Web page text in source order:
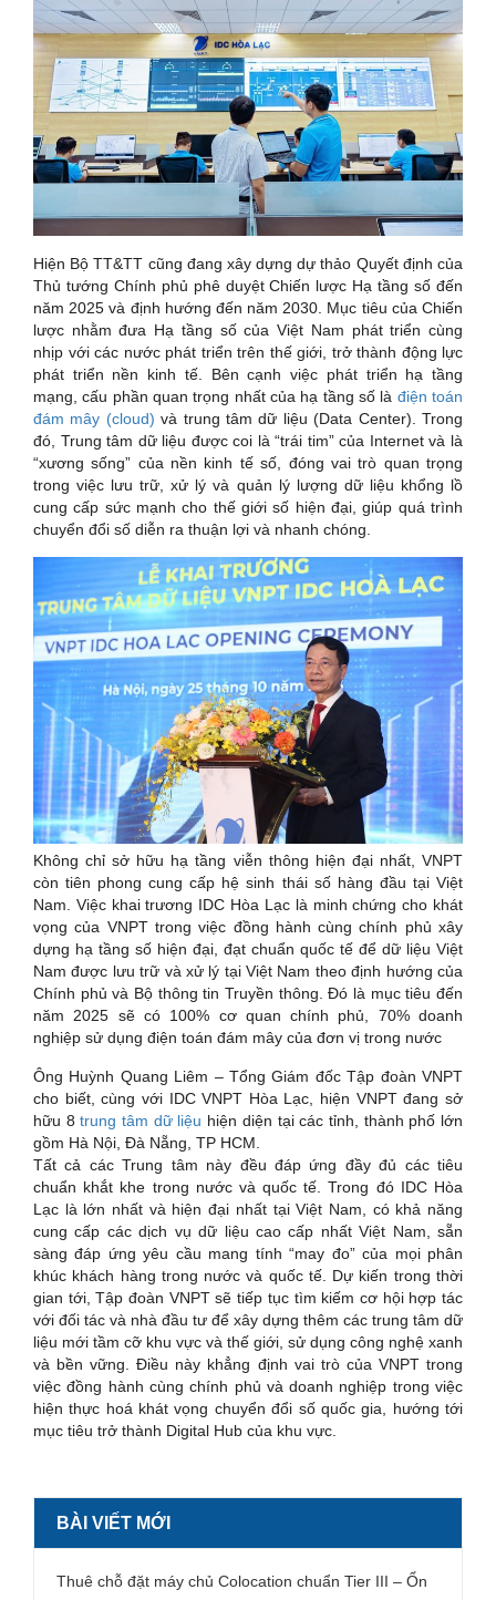
Hiện Bộ TT&TT cũng đang xây dựng dự thảo Quyết định của
Thủ tướng Chính phủ phê duyệt Chiến lược Hạ tầng số đến
năm 2025 và định hướng đến năm 2030. Mục tiêu của Chiến
lược nhằm đưa Hạ tầng số của Việt Nam phát triển cùng
nhịp với các nước phát triển trên thế giới, trở thành động lực
phát triển nền kinh tế. Bên cạnh việc phát triển hạ tầng
mạng, cấu phần quan trọng nhất của hạ tầng số là điện toán
đám mây (cloud) và trung tâm dữ liệu (Data Center). Trong
đó, Trung tâm dữ liệu được coi là “trái tim” của Internet và là
“xương sống” của nền kinh tế số, đóng vai trò quan trọng
trong việc lưu trữ, xử lý và quản lý lượng dữ liệu khổng lồ
cung cấp sức mạnh cho thế giới số hiện đại, giúp quá trình
chuyển đổi số diễn ra thuận lợi và nhanh chóng.
Không chỉ sở hữu hạ tầng viễn thông hiện đại nhất, VNPT
còn tiên phong cung cấp hệ sinh thái số hàng đầu tại Việt
Nam. Việc khai trương IDC Hòa Lạc là minh chứng cho khát
vọng của VNPT trong việc đồng hành cùng chính phủ xây
dựng hạ tầng số hiện đại, đạt chuẩn quốc tế để dữ liệu Việt
Nam được lưu trữ và xử lý tại Việt Nam theo định hướng của
Chính phủ và Bộ thông tin Truyền thông. Đó là mục tiêu đến
năm 2025 sẽ có 100% cơ quan chính phủ, 70% doanh
nghiệp sử dụng điện toán đám mây của đơn vị trong nước
Ông Huỳnh Quang Liêm – Tổng Giám đốc Tập đoàn VNPT
cho biết, cùng với IDC VNPT Hòa Lạc, hiện VNPT đang sở
hữu 8trung tâm dữ liệu hiện diện tại các tỉnh, thành phố lớn
gồm Hà Nội, Đà Nẵng, TP HCM.
Tất cả các Trung tâm này đều đáp ứng đầy đủ các tiêu
chuẩn khắt khe trong nước và quốc tế. Trong đó IDC Hòa
Lạc là lớn nhất và hiện đại nhất tại Việt Nam, có khả năng
cung cấp các dịch vụ dữ liệu cao cấp nhất Việt Nam, sẵn
sàng đáp ứng yêu cầu mang tính “may đo” của mọi phân
khúc khách hàng trong nước và quốc tế. Dự kiến trong thời
gian tới, Tập đoàn VNPT sẽ tiếp tục tìm kiếm cơ hội hợp tác
với đối tác và nhà đầu tư để xây dựng thêm các trung tâm dữ
liệu mới tầm cỡ khu vực và thế giới, sử dụng công nghệ xanh
và bền vững. Điều này khẳng định vai trò của VNPT trong
việc đồng hành cùng chính phủ và doanh nghiệp trong việc
hiện thực hoá khát vọng chuyển đổi số quốc gia, hướng tới
mục tiêu trở thành Digital Hub của khu vực.
BÀI VIẾT MỚI
Thuê chỗ đặt máy chủ Colocation chuẩn Tier III – Ổn